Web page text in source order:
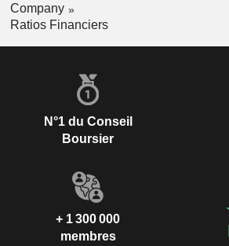
Company
Ratios Financiers
N°1 du Conseil
Boursier
+ 1 300 000
membres